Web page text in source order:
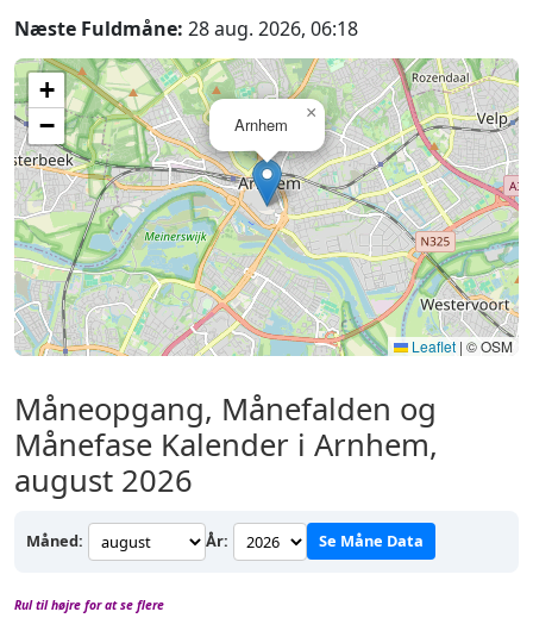
Næste Fuldmåne: 28 aug. 2026, 06:18
Arnhem
×
+
−
Leaflet | © OSM
Måneopgang, Månefalden og
Månefase Kalender i Arnhem,
august 2026
Måned: År: Se Måne Data
Rul til højre for at se flere